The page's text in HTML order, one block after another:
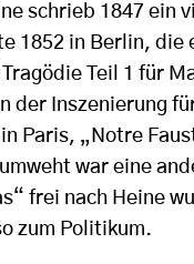
schrieb 1847 ein
1852 in Berlin, die
Teil 1 für
der Inszenierung
Paris, „Notre
war eine
frei nach Heine
zum Politikum.